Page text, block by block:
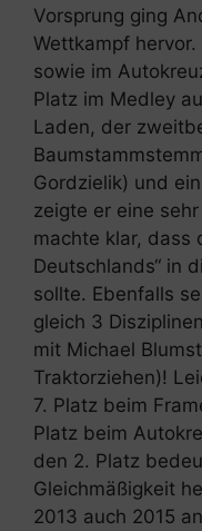
Vorsprung ging
Wettkampf
sowie im
Platz im Medley
Laden, der
Gordzielik) und
zeigte er eine
machte klar, dass
Deutschlands“ in
sollte. Ebenfalls
gleich 3
mit Michael
Traktorziehen)!
7. Platz beim
Platz beim
den 2. Platz
Gleichmäßigkeit
2013 auch 2015